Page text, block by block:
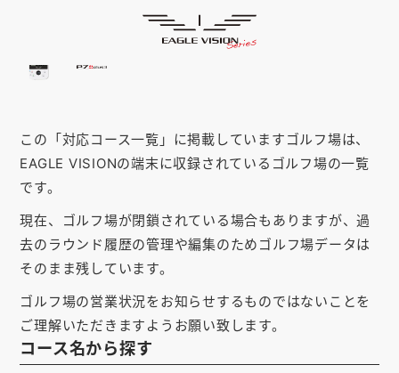
ゴルフナビ
ピンポジ君PIN POSITION
対応コース
EVステーション UPDATE
取扱い店舗 SHOP
サポートSUPPORT
購入する
「福岡県」の対応コース
この「対応コース一覧」に掲載していますゴルフ場は、
EAGLE VISIONの端末に収録されているゴルフ場の一覧
です。
現在、ゴルフ場が閉鎖されている場合もありますが、過
去のラウンド履歴の管理や編集のためゴルフ場データは
そのまま残しています。
ゴルフ場の営業状況をお知らせするものではないことを
ご理解いただきますようお願い致します。
コース名から探す